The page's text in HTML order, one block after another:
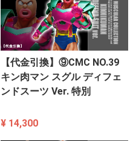
【代金引換】⑨CMC NO.39
キン肉マン スグル ディフェ
ンドスーツ Ver. 特別
¥ 14,300